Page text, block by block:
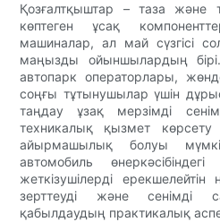
Қозғалтқыштар – таза және
көптеген ұсақ
машиналар, ал май сүзгісі
маңызды ойыншылардың бірі.
автопарк операторлары,
соңғы тұтынушылар үшін дұрыс
таңдау ұзақ мерзімді
техникалық қызмет көрсету
айырмашылық болуы
автомобиль
жеткізушілерді ерекшелейтін
зерттеуді және сенімді
қабылдаудың практикалық